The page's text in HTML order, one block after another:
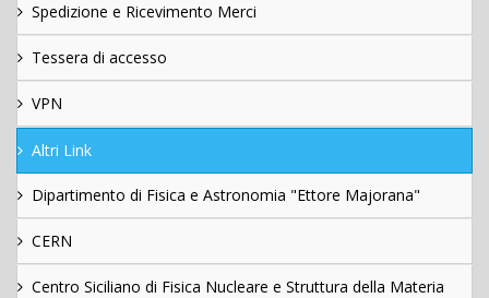
Spedizione e Ricevimento Merci
Tessera di accesso
VPN
Altri Link
Dipartimento di Fisica e Astronomia "Ettore Majorana"
CERN
Centro Siciliano di Fisica Nucleare e Struttura della Materia